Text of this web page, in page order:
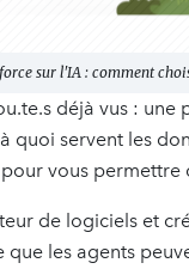
sur l'IA : comment
déjà vus :
quoi servent les
vous permettre
de logiciels et
les agents